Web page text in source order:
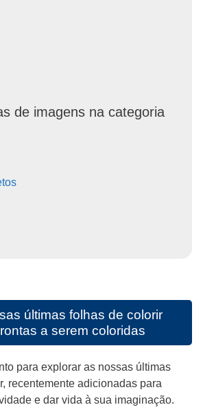
de imagens na categoria
últimas folhas de colorir
a serem coloridas
para explorar as nossas últimas
recentemente adicionadas para
e dar vida à sua imaginação.